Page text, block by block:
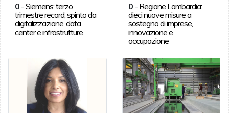
0-Siemens: terzo
trimestre record, spinto da
digitalizzazione, data
center e infrastrutture
0 - Regione Lombardia:
dieci nuove misure a
sostegno di imprese,
innovazione e
occupazione